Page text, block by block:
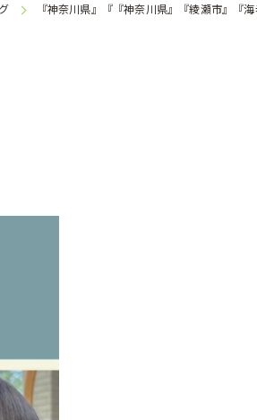
『神奈川県』『『神奈川県』『綾瀬市』『海